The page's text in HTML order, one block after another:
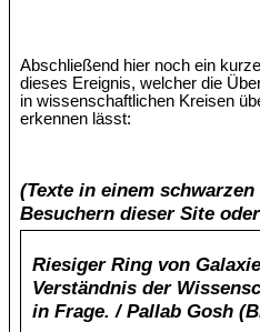
Abschließend hier noch ein
dieses Ereignis, welcher die
in wissenschaftlichen Kreisen
erkennen lässt:
(Texte in einem
Besuchern dieser Site
Riesiger Ring von
Verständnis der
in Frage. / Pallab Gosh